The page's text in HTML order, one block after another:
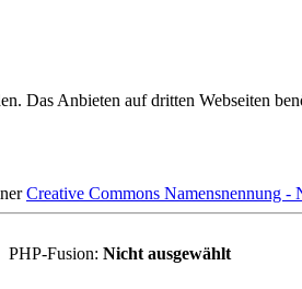
Das Anbieten auf dritten Webseiten
Creative Commons Namensnennung
PHP-Fusion: Nicht ausgewählt